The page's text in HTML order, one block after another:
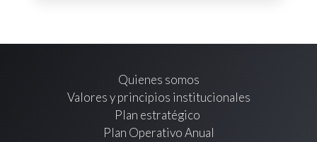
Quienes somos
Valores y principios institucionales
Plan estratégico
Plan Operativo Anual